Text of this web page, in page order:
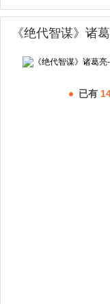
《绝代智谋》诸
已有